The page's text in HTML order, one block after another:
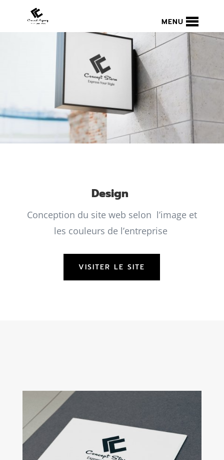
MENU
Design
Conception du site web selon l’image et
les couleurs de l’entreprise
VISITER LE SITE